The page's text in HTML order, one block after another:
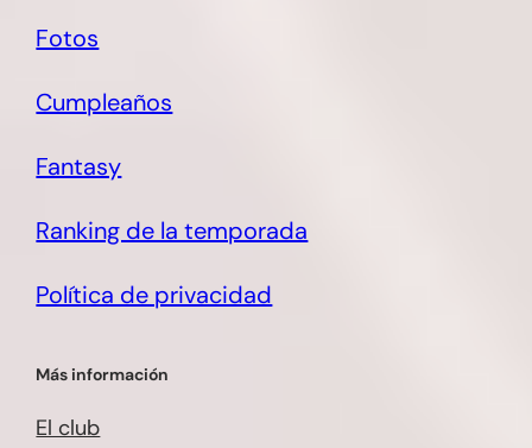
Fotos
Cumpleaños
Fantasy
Ranking de la temporada
Política de privacidad
Más información
El club